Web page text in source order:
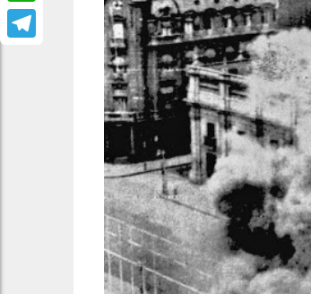
WhatsApp